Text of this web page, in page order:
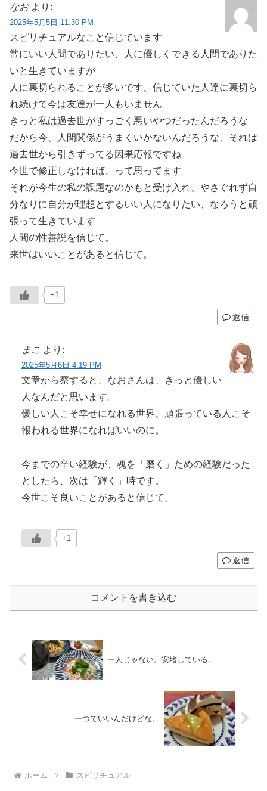
なお より:
2025年5月5日 11:30 PM
スピリチュアルなこと信じています
常にいい人間でありたい、人に優しくできる人間でありた
いと生きていますが
人に裏切られることが多いです、信じていた人達に裏切ら
れ続けて今は友達が一人もいません
きっと私は過去世がすっごく悪いやつだったんだろうな
だから今、人間関係がうまくいかないんだろうな、それは
過去世から引きずってる因果応報ですね
今世で修正しなければ、って思ってます
それが今生の私の課題なのかもと受け入れ、やさぐれず自
分なりに自分が理想とするいい人になりたい、なろうと頑
張って生きています
人間の性善説を信じて。
来世はいいことがあると信じて。
+1
返信
まこ より:
2025年5月6日 4:19 PM
文章から察すると、なおさんは、きっと優しい
人なんだと思います。
優しい人こそ幸せになれる世界、頑張っている人こそ
報われる世界になればいいのに。
今までの辛い経験が、魂を「磨く」ための経験だった
としたら、次は「輝く」時です。
今世こそ良いことがあると信じて。
+1
返信
コメントを書き込む
一人じゃない。安堵している。
一つでいいんだけどな。
ホーム スピリチュアル